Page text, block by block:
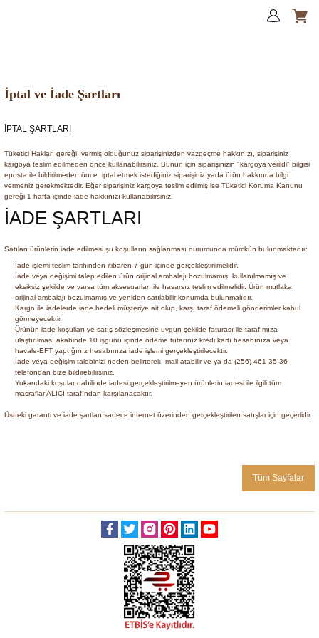
İptal ve İade Şartları
İPTAL ŞARTLARI
Tüketici Hakları gereği, vermiş olduğunuz siparişinizden vazgeçme hakkınızı, siparişiniz
kargoya teslim edilmeden önce kullanabilirsiniz. Bunun için siparişinizin "kargoya verildi" bilgisi
eposta ile bildirilmeden önce iptal etmek istediğiniz siparişiniz yada ürün hakkında bilgi
vermeniz gerekmektedir. Eğer siparişiniz kargoya teslim edilmiş ise Tüketici Koruma Kanunu
gereği 1 hafta içinde iade hakkınızı kullanabilirsiniz.
İADE ŞARTLARI
Satılan ürünlerin iade edilmesi şu koşulların sağlanması durumunda mümkün bulunmaktadır:
İade işlemi teslim tarihinden itibaren 7 gün içinde gerçekleştirilmelidir.
İade veya değişimi talep edilen ürün orijinal ambalajı bozulmamış, kullanılmamış ve
eksiksiz şekilde ve varsa tüm aksesuarları ile hasarsız teslim edilmelidir. Ürün mutlaka
orijinal ambalajı bozulmamış ve yeniden satılabilir konumda bulunmalıdır.
Kargo ile iadelerde iade bedeli müşteriye ait olup, karşı taraf ödemeli gönderimler kabul
görmeyecektir.
Ürünün iade koşulları ve satış sözleşmesine uygun şekilde faturası ile tarafımıza
ulaştırılması akabinde 10 işgünü içinde ödeme tutarınız kredi kartı hesabınıza veya
havale-EFT yaptığınız hesabınıza iade işlemi gerçekleştirilecektir.
İade veya değişim talebinizi neden belirterek mail atabilir ve ya da(256) 461 35 36
telefondan bize bildirebilirsiniz.
Yukarıdaki koşular dahilinde iadesi gerçekleştirilmeyen ürünlerin iadesi ile ilgili tüm
masraflar ALICI tarafından karşılanacaktır.
Üstteki garanti ve iade şartları sadece internet üzerinden gerçekleştirilen satışlar için geçerlidir.
Tüm Sayfalar